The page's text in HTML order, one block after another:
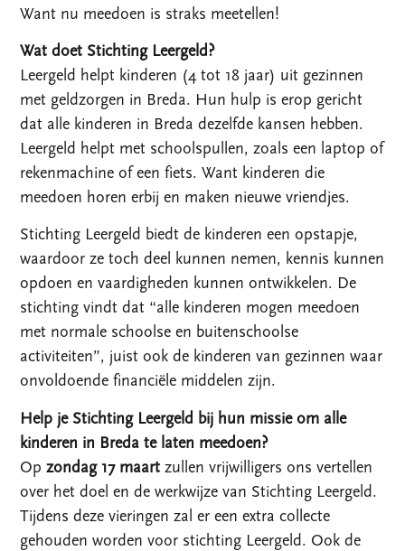
Want nu meedoen is straks meetellen!
Wat doet Stichting Leergeld?
Leergeld helpt kinderen (4 tot 18 jaar) uit gezinnen
met geldzorgen in Breda. Hun hulp is erop gericht
dat alle kinderen in Breda dezelfde kansen hebben.
Leergeld helpt met schoolspullen, zoals een laptop of
rekenmachine of een fiets. Want kinderen die
meedoen horen erbij en maken nieuwe vriendjes.
Stichting Leergeld biedt de kinderen een opstapje,
waardoor ze toch deel kunnen nemen, kennis kunnen
opdoen en vaardigheden kunnen ontwikkelen. De
stichting vindt dat “alle kinderen mogen meedoen
met normale schoolse en buitenschoolse
activiteiten”, juist ook de kinderen van gezinnen waar
onvoldoende financiële middelen zijn.
Help je Stichting Leergeld bij hun missie om alle
kinderen in Breda te laten meedoen?
Opzondag 17 maartzullen vrijwilligers ons vertellen
over het doel en de werkwijze van Stichting Leergeld.
Tijdens deze vieringen zal er een extra collecte
gehouden worden voor stichting Leergeld. Ook de